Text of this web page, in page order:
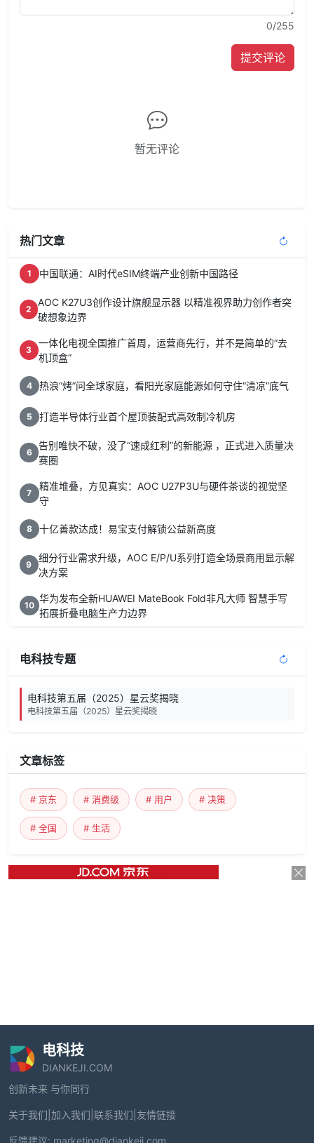
0/255
提交评论
暂无评论
热门文章
1 中国联通：AI时代eSIM终端产业创新中国路径
2
AOC K27U3创作设计旗舰显示器 以精准视界助力创作者突
破想象边界
3
一体化电视全国推广首周，运营商先行，并不是简单的“去
机顶盒”
4 热浪“烤”问全球家庭，看阳光家庭能源如何守住“清凉”底气
5 打造半导体行业首个屋顶装配式高效制冷机房
6
告别唯快不破，没了“速成红利”的新能源 ，正式进入质量决
赛圈
7
精准堆叠，方见真实：AOC U27P3U与硬件茶谈的视觉坚
守
8 十亿善款达成！易宝支付解锁公益新高度
9
细分行业需求升级，AOC E/P/U系列打造全场景商用显示解
决方案
10
华为发布全新HUAWEI MateBook Fold非凡大师 智慧手写
拓展折叠电脑生产力边界
电科技专题
电科技第五届（2025）星云奖揭晓
电科技第五届（2025）星云奖揭晓
文章标签
# 京东 # 消费级 # 用户 # 决策
# 全国 # 生活
电科技
DIANKEJI.COM
创新未来 与你同行
关于我们 加入我们 联系我们 友情链接
反馈建议: marketing@diankeji.com